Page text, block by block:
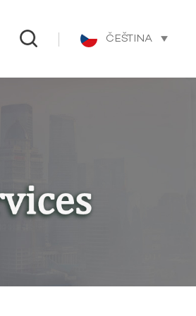
ČEŠTINA